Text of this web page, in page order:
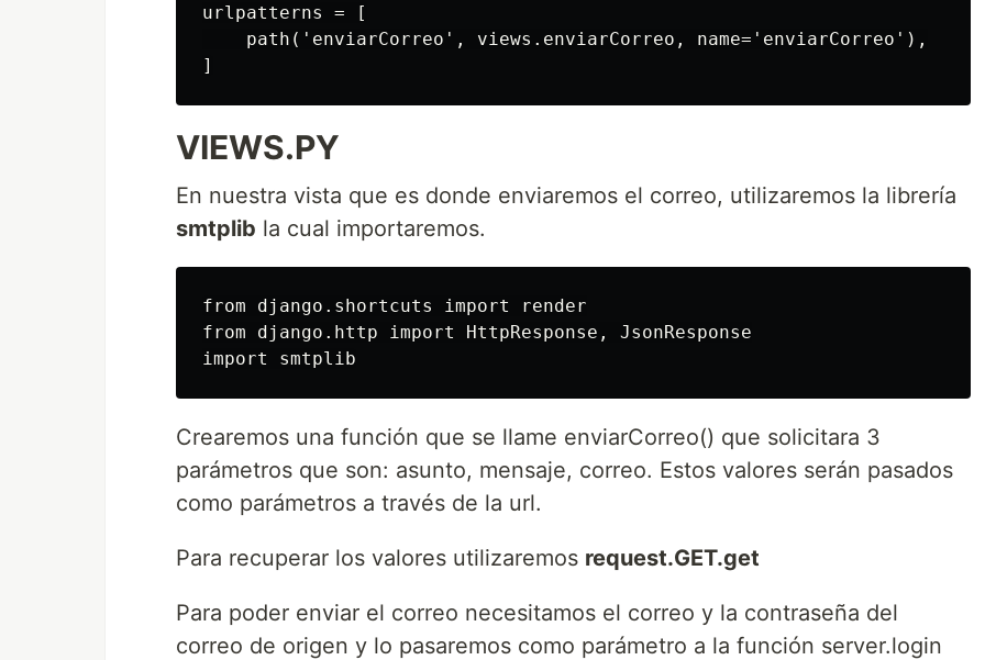
urlpatterns = [
    path('enviarCorreo', views.enviarCorreo, name='enviarCorreo'),
VIEWS.PY
En nuestra vista que es donde enviaremos el correo, utilizaremos la librería
smtplib la cual importaremos.
from django.shortcuts import render
from django.http import HttpResponse, JsonResponse
Crearemos una función que se llame enviarCorreo() que solicitara 3
parámetros que son: asunto, mensaje, correo. Estos valores serán pasados
como parámetros a través de la url.
Para recuperar los valores utilizaremos request.GET.get
Para poder enviar el correo necesitamos el correo y la contraseña del
correo de origen y lo pasaremos como parámetro a la función server.login